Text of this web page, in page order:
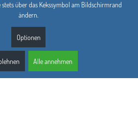
über das Kekssymbol am Bildschirmrand
ändern.
Optionen
Alle annehmen